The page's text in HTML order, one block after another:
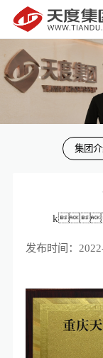
集团
发布时间：